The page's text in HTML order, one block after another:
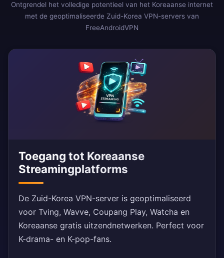
Ontgrendel het volledige potentieel van het Koreaanse internet
met de geoptimaliseerde Zuid-Korea VPN-servers van
FreeAndroidVPN
Toegang tot Koreaanse
Streamingplatforms
De Zuid-Korea VPN-server is geoptimaliseerd
voor Tving, Wavve, Coupang Play, Watcha en
Koreaanse gratis uitzendnetwerken. Perfect voor
K-drama- en K-pop-fans.